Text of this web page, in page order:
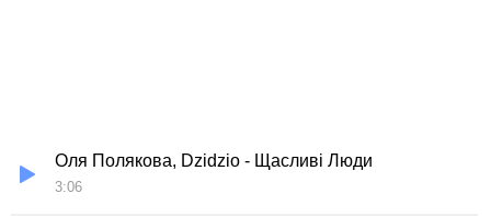
Оля Полякова, Dzidzio - Щасливі Люди
3:06